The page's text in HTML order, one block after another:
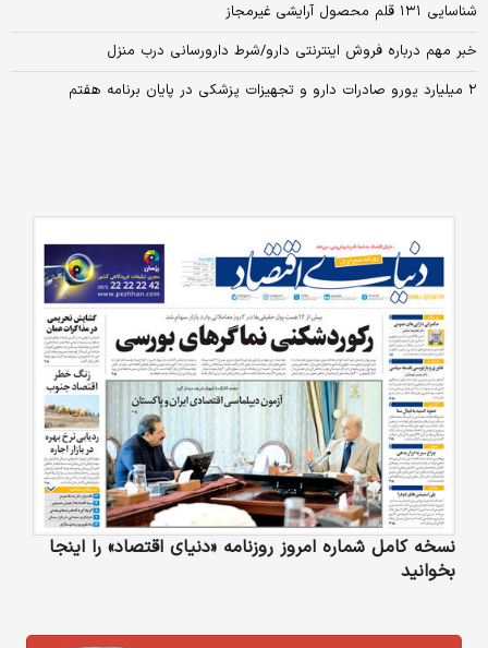
شناسایی ۱۳۱ قلم محصول آرایشی غیرمجاز
خبر مهم درباره فروش اینترنتی دارو/شرط دارورسانی درب منزل
۲ میلیارد یورو صادرات دارو و تجهیزات پزشکی در پایان برنامه هفتم
نسخه کامل شماره امروز روزنامه «دنیای‌ اقتصاد» را اینجا
بخوانید